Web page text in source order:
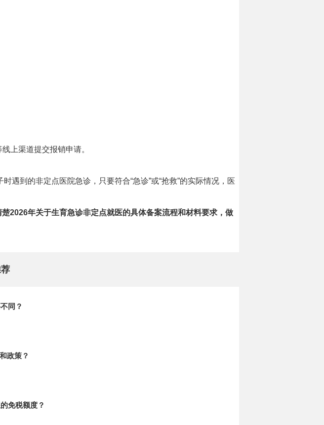
上渠道提交报销申请。
遇到的非定点医院急诊，只要符合“急诊”或“抢救”的实际情况，医
2026年关于生育急诊非定点就医的具体备案流程和材料要求，做
同？
政策？
免税额度？